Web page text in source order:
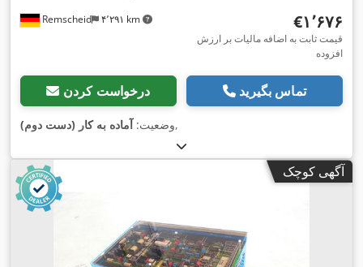
Remscheid ۴٬۲۹۱ km ‎€۱٬۶۷۶
قیمت ثابت به اضافه مالیات بر ارزش
افزوده
درخواست کردن تماس بگیرید
وضعیت: آماده به کار (دست دوم) ,
آگهی کوچک